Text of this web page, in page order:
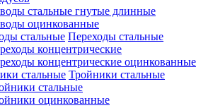
стальные гнутые длинные
оцинкованные
Переходы стальные
концентрические
концентрические оцинкованные
Тройники стальные
стальные
оцинкованные